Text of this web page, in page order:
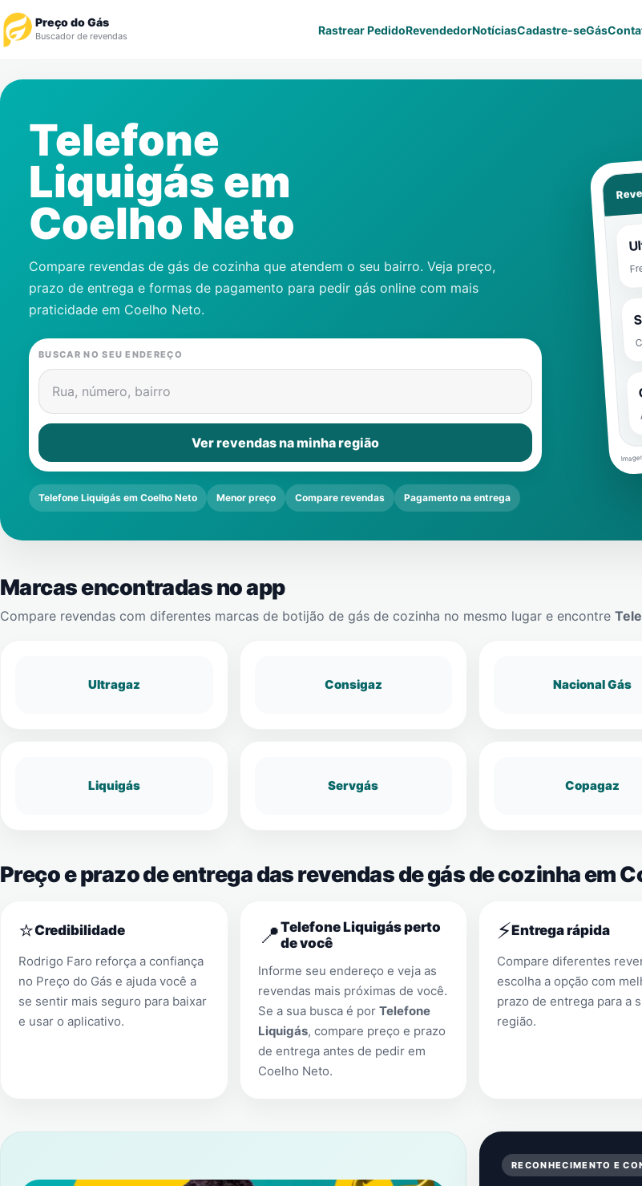
Preço do Gás
Buscador de revendas Rastrear PedidoRevendedorNotíciasCadastre-seGás
Revendedor
Notícias
Cadastre-se
Contatos
Telefone
Liquigás em
Coelho Neto
Compare revendas de gás de cozinha que atendem o seu bairro. Veja preço,
prazo de entrega e formas de pagamento para pedir gás online com mais
praticidade em Coelho Neto.
BUSCAR NO SEU ENDEREÇO
Rua, número, bairro
Ver revendas na minha região
Telefone Liquigás em Coelho Neto Menor preço Compare revendas Pagamento na entrega
Marcas encontradas no app
Compare revendas com diferentes marcas de botijão de gás de cozinha no mesmo lugar e encontre
Ultragaz Consigaz Nacional Gás
Liquigás Servgás Copagaz
Preço e prazo de entrega das revendas de gás de cozinha em
⭐Credibilidade
Rodrigo Faro reforça a confiança
no Preço do Gás e ajuda você a
se sentir mais seguro para baixar
e usar o aplicativo.
📍Telefone Liquigás perto
de você
Informe seu endereço e veja as
revendas mais próximas de você.
Se a sua busca é por Telefone
Liquigás, compare preço e prazo
de entrega antes de pedir em
Coelho Neto.
⚡Entrega rápida
Compare diferentes
escolha a opção com
prazo de entrega para a
região.
RECONHECIMENTO E